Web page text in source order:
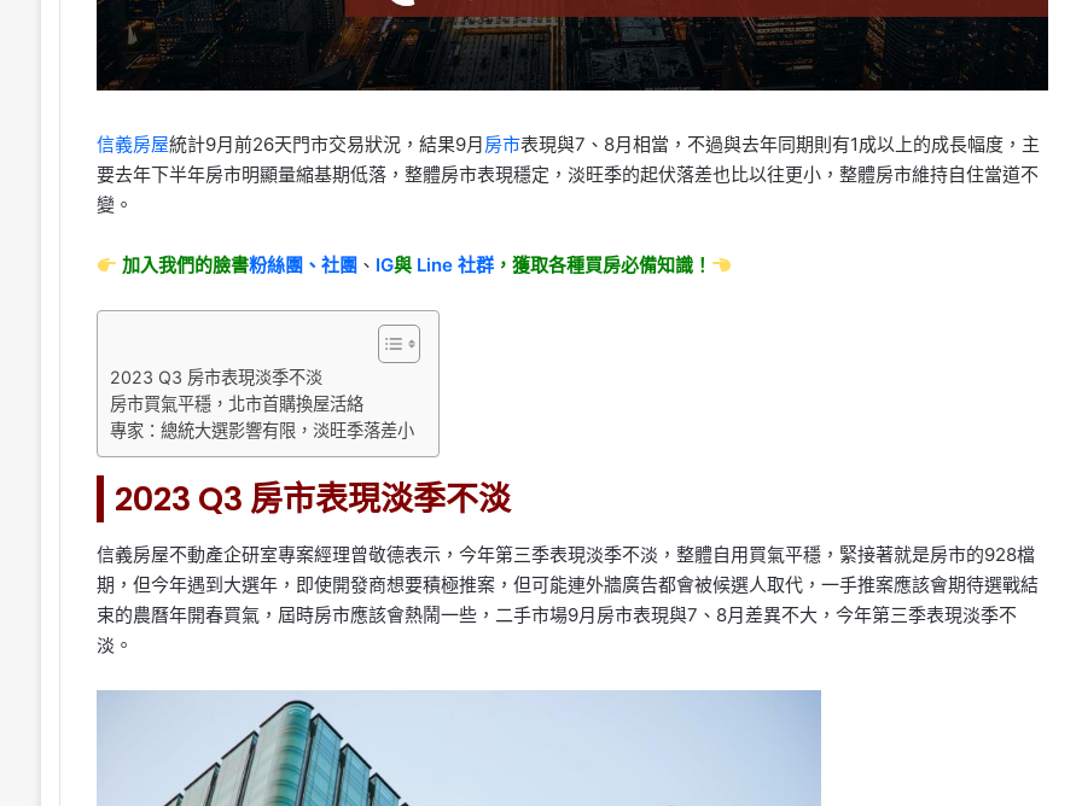
信義房屋統計9月前26天門市交易狀況，結果9月 房市表現與7、8月相當，不過與去年同期則有1成以上的成長幅度，主
要去年下半年房市明顯量縮基期低落，整體房市表現穩定，淡旺季的起伏落差也比以往更小，整體房市維持自住當道不
變。
加入我們的臉書粉絲團、 社團 、 IG與 Line 社群，獲取各種買房必備知識！
2023 Q3 房市表現淡季不淡
房市買氣平穩，北市首購換屋活絡
專家：總統大選影響有限，淡旺季落差小
2023 Q3 房市表現淡季不淡
信義房屋不動產企研室專案經理曾敬德表示，今年第三季表現淡季不淡，整體自用買氣平穩，緊接著就是房市的928檔
期，但今年遇到大選年，即使開發商想要積極推案，但可能連外牆廣告都會被候選人取代，一手推案應該會期待選戰結
束的農曆年開春買氣，屆時房市應該會熱鬧一些，二手市場9月房市表現與7、8月差異不大，今年第三季表現淡季不
淡。